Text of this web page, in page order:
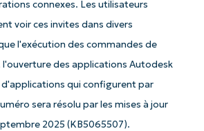
connexes. Les utilisateurs
voir ces invites dans divers
l'exécution des commandes de
l'ouverture des applications Autodesk
qui configurent par
sera résolu par les mises à jour
2025 (KB5065507).